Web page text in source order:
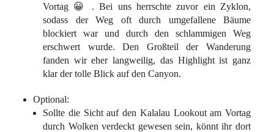
Vortag 😀 . Bei uns herrschte zuvor ein Zyklon,
sodass der Weg oft durch umgefallene Bäume
blockiert war und durch den schlammigen Weg
erschwert wurde. Den Großteil der Wanderung
fanden wir eher langweilig, das Highlight ist ganz
klar der tolle Blick auf den Canyon.
Optional:
Sollte die Sicht auf den Kalalau Lookout am Vortag
durch Wolken verdeckt gewesen sein, könnt ihr dort